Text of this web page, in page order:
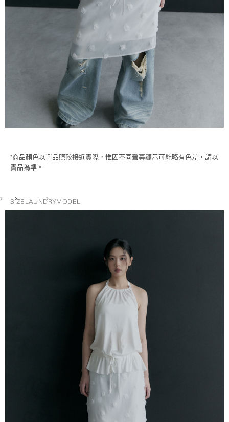
*商品顏色以單品照較接近實際，惟因不同螢幕顯示可能略有色差，請以
實品為準。
SIZELAUNDRYMODEL